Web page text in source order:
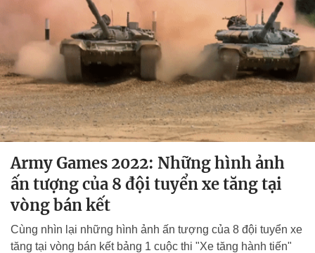
Army Games 2022: Những hình ảnh
ấn tượng của 8 đội tuyển xe tăng tại
vòng bán kết
Cùng nhìn lại những hình ảnh ấn tượng của 8 đội tuyển xe
tăng tại vòng bán kết bảng 1 cuộc thi "Xe tăng hành tiến"